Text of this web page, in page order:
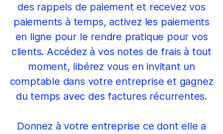
des rappels de paiement et recevez vos
paiements à temps, activez les paiements
en ligne pour le rendre pratique pour vos
clients. Accédez à vos notes de frais à tout
moment, libérez vous en invitant un
comptable dans votre entreprise et gagnez
du temps avec des factures récurrentes.
Donnez à votre entreprise ce dont elle a